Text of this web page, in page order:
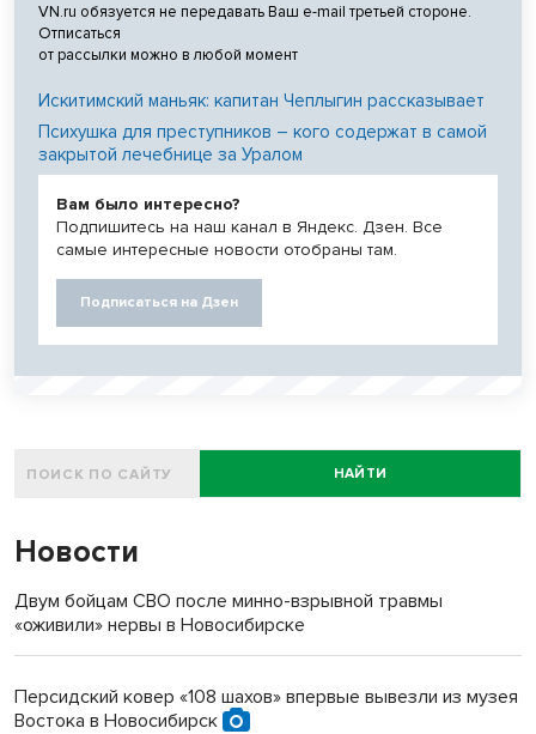
VN.ru обязуется не передавать Ваш e-mail третьей стороне.
Отписаться
от рассылки можно в любой момент
Искитимский маньяк: капитан Чеплыгин рассказывает
Психушка для преступников – кого содержат в самой
закрытой лечебнице за Уралом
Вам было интересно?
Подпишитесь на наш канал в Яндекс. Дзен. Все
самые интересные новости отобраны там.
Подписаться на Дзен
НАЙТИ
Новости
Двум бойцам СВО после минно-взрывной травмы
«оживили» нервы в Новосибирске
Персидский ковер «108 шахов» впервые вывезли из музея
Востока в Новосибирск